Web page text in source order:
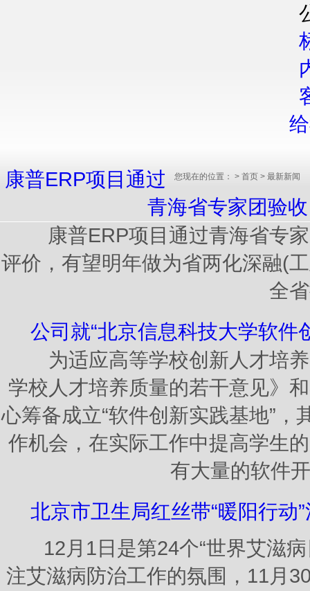
您现在的位置： > 首页 > 最新新闻
康普ERP项目通过
青海省专家团验
康普ERP项目通过青海省专家
评价，有望明年做为省两化深融(
全
公司就“北京信息科技大学软件
为适应高等学校创新人才培养
学校人才培养质量的若干意见》
心筹备成立“软件创新实践基地”
作机会，在实际工作中提高学生
有大量的软件
北京市卫生局红丝带“暖阳行动
12月1日是第24个“世界艾滋病
注艾滋病防治工作的氛围，11月